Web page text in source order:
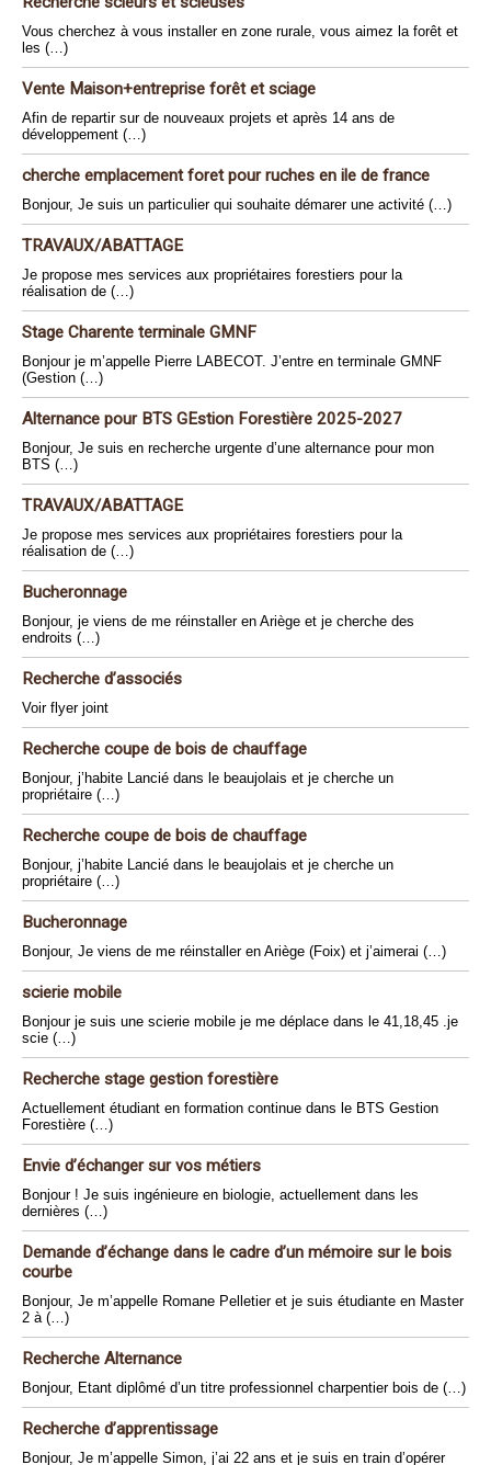
Vous cherchez à vous installer en zone rurale, vous aimez la forêt et
les (…)
Vente Maison+entreprise forêt et sciage
Afin de repartir sur de nouveaux projets et après 14 ans de
développement (…)
cherche emplacement foret pour ruches en ile de france
Bonjour, Je suis un particulier qui souhaite démarer une activité (…)
TRAVAUX/ABATTAGE
Je propose mes services aux propriétaires forestiers pour la
réalisation de (…)
Stage Charente terminale GMNF
Bonjour je m’appelle Pierre LABECOT. J’entre en terminale GMNF
(Gestion (…)
Alternance pour BTS GEstion Forestière 2025-2027
Bonjour, Je suis en recherche urgente d’une alternance pour mon
BTS (…)
TRAVAUX/ABATTAGE
Je propose mes services aux propriétaires forestiers pour la
réalisation de (…)
Bucheronnage
Bonjour, je viens de me réinstaller en Ariège et je cherche des
endroits (…)
Recherche d’associés
Voir flyer joint
Recherche coupe de bois de chauffage
Bonjour, j’habite Lancié dans le beaujolais et je cherche un
propriétaire (…)
Recherche coupe de bois de chauffage
Bonjour, j’habite Lancié dans le beaujolais et je cherche un
propriétaire (…)
Bucheronnage
Bonjour, Je viens de me réinstaller en Ariège (Foix) et j’aimerai (…)
scierie mobile
Bonjour je suis une scierie mobile je me déplace dans le 41,18,45 .je
scie (…)
Recherche stage gestion forestière
Actuellement étudiant en formation continue dans le BTS Gestion
Forestière (…)
Envie d’échanger sur vos métiers
Bonjour ! Je suis ingénieure en biologie, actuellement dans les
dernières (…)
Demande d’échange dans le cadre d’un mémoire sur le bois
courbe
Bonjour, Je m’appelle Romane Pelletier et je suis étudiante en Master
2 à (…)
Recherche Alternance
Bonjour, Etant diplômé d’un titre professionnel charpentier bois de (…)
Recherche d’apprentissage
Bonjour, Je m’appelle Simon, j’ai 22 ans et je suis en train d’opérer